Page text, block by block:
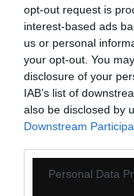
opt-out request is
interest-based ads
us or personal
your opt-out. You
disclosure of your
IAB’s list of
also be disclosed by
Downstream
Personal Data